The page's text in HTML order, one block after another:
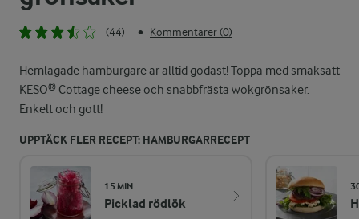
(44) • Kommentarer (0)
Hemlagade hamburgare är alltid godast! Toppa med smaksatt
KESO® Cottage cheese och snabbfrästa wokgrönsaker.
Enkelt och gott!
UPPTÄCK FLER RECEPT: HAMBURGARRECEPT
15 MIN
Picklad rödlök